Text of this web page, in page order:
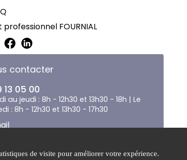
FOURNIAL
contacter
13 05 00
au jeudi : 8h - 12h30 et 13h30 - 18h | Le
: 8h - 12h30 et 13h30 - 17h30
Gestion des
de visite pour améliorer votre expérience.